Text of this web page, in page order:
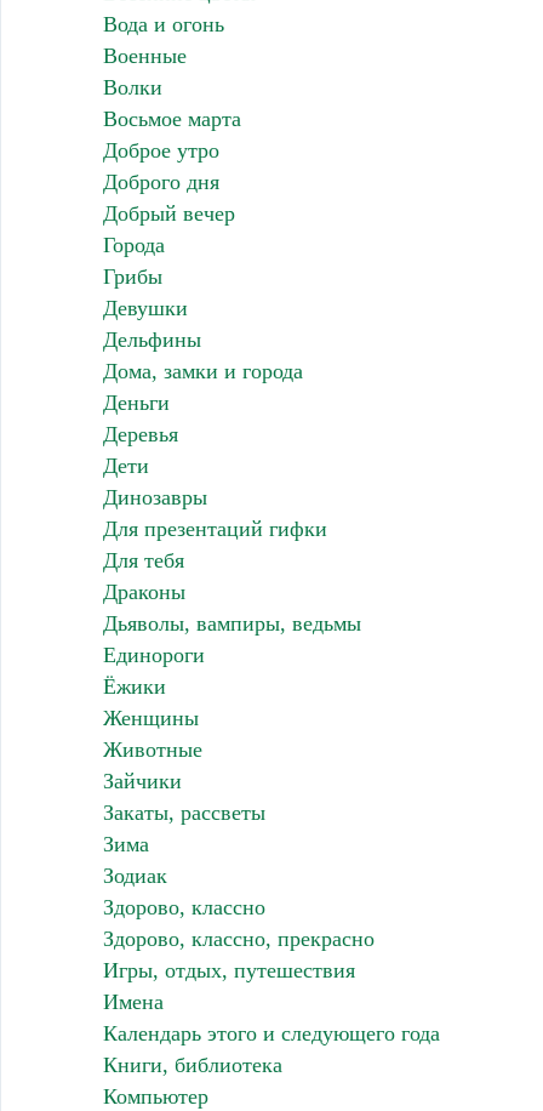
Вода и огонь
Военные
Волки
Восьмое марта
Доброе утро
Доброго дня
Добрый вечер
Города
Грибы
Девушки
Дельфины
Дома, замки и города
Деньги
Деревья
Дети
Динозавры
Для презентаций гифки
Для тебя
Драконы
Дьяволы, вампиры, ведьмы
Единороги
Ёжики
Женщины
Животные
Зайчики
Закаты, рассветы
Зима
Зодиак
Здорово, классно
Здорово, классно, прекрасно
Игры, отдых, путешествия
Имена
Календарь этого и следующего года
Книги, библиотека
Компьютер